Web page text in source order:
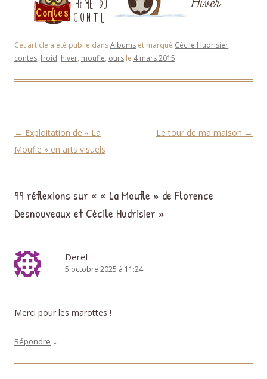
Cet article a été publié dansAlbums et marqué Cécile Hudrisier,
contes, froid, hiver, moufle, ours le 4 mars 2015.
Navigation des articles
← Exploitation de « La
Moufle » en arts visuels
Le tour de ma maison →
99 réflexions sur « « La Moufle » de Florence
Desnouveaux et Cécile Hudrisier »
Derel
5 octobre 2025 à 11:24
Merci pour les marottes !
Répondre ↓